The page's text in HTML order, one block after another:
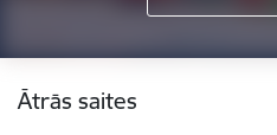
Ātrās saites